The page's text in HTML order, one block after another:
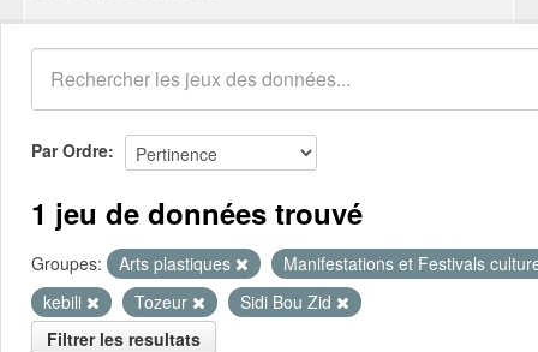
Organisations
Groupes
Demandes 0
À propos
Par Ordre
1 jeu de données trouvé
Groupes: Arts plastiques
Manifestations et Festivals
kebili
Tozeur
Sidi Bou Zid
Filtrer les resultats